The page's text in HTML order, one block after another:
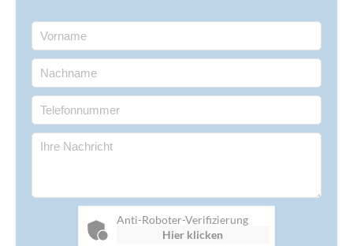
Anti-Roboter-Verifizierung
Hier klicken